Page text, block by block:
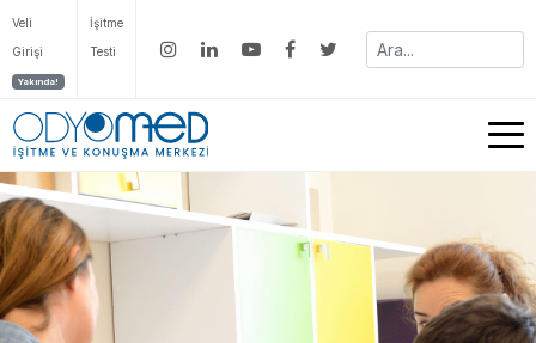
Veli
Girişi
Yakında!
İşitme
Testi